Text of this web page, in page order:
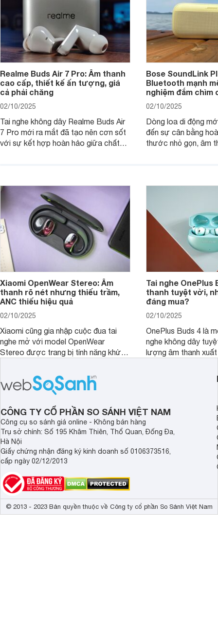
Realme Buds Air 7 Pro: Âm thanh
cao cấp, thiết kế ấn tượng, giá
cả phải chăng
02/10/2025
Tai nghe không dây Realme Buds Air
7 Pro mới ra mắt đã tạo nên cơn sốt
với sự kết hợp hoàn hảo giữa chất
Bose SoundLink
Bluetooth mạnh
nghiệm đắm chìm
02/10/2025
Dòng loa di động
đến sự cân bằng
thước nhỏ gọn, âm
Xiaomi OpenWear Stereo: Âm
thanh rõ nét nhưng thiếu trầm,
ANC thiếu hiệu quả
02/10/2025
Xiaomi cũng gia nhập cuộc đua tai
nghe mở với model OpenWear
Stereo được trang bị tính năng khử
chất lượng âm thanh và hiệu quả khử
ồn của chiếc tai nghe Xiaomi này có
đủ sức thuyết phục người dùng?
Tai nghe OnePlus
thanh tuyệt vời,
đáng mua?
02/10/2025
OnePlus Buds 4 là
nghe không dây
lượng âm thanh
khử tiếng ồn ấn
tiến. Tuy nhiên,
CÔNG TY CỔ PHẦN SO SÁNH VIỆT NAM
Công cụ so sánh giá online - Không bán hàng
Trụ sở chính: Số 195 Khâm Thiên, Thổ Quan, Đống Đa,
Hà Nội
Giấy chứng nhận đăng ký kinh doanh số 0106373516,
cấp ngày 02/12/2013
© 2013 - 2023 Bản quyền thuộc về Công ty cổ phần So Sánh Việt Nam